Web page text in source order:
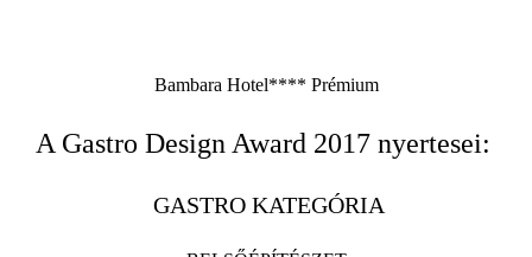
Bambara Hotel**** Prémium
A Gastro Design Award 2017 nyertesei:
GASTRO KATEGÓRIA